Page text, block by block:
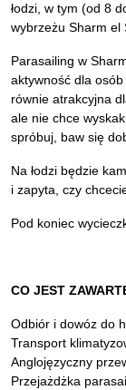
łodzi, w tym (od 8
wybrzeżu Sharm el
Parasailing w
aktywność dla
równie atrakcyjna
ale nie chce
spróbuj, baw się
Na łodzi będzie
i zapyta, czy
Pod koniec
CO JEST
Odbiór i dowóz do
Transport
Anglojęzyczny
Przejażdżka